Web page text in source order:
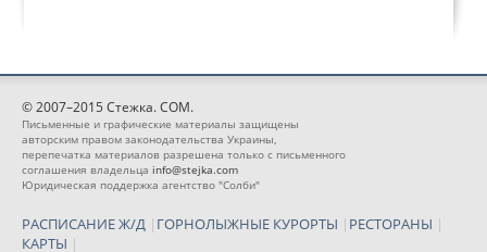
© 2007–2015 Стежка. COM.
Письменные и графические материалы защищены
авторским правом законодательства Украины,
перепечатка материалов разрешена только с письменного
соглашения владельца info@stejka.com
Юридическая поддержка агентство "Солби"
РАСПИСАНИЕ Ж/Д | ГОРНОЛЫЖНЫЕ КУРОРТЫ | РЕСТОРАНЫ |
КАРТЫ |